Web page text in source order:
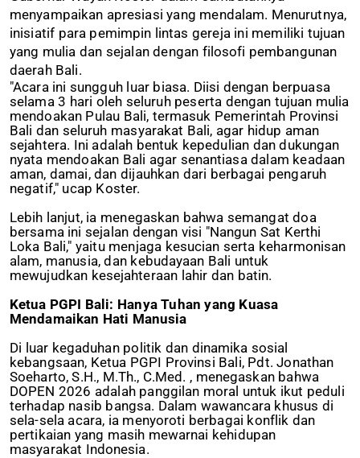
menyampaikan apresiasi yang mendalam. Menurutnya,
inisiatif para pemimpin lintas gereja ini memiliki tujuan
yang mulia dan sejalan dengan filosofi pembangunan
daerah Bali.
"Acara ini sungguh luar biasa. Diisi dengan berpuasa
selama 3 hari oleh seluruh peserta dengan tujuan mulia
mendoakan Pulau Bali, termasuk Pemerintah Provinsi
Bali dan seluruh masyarakat Bali, agar hidup aman
sejahtera. Ini adalah bentuk kepedulian dan dukungan
nyata mendoakan Bali agar senantiasa dalam keadaan
aman, damai, dan dijauhkan dari berbagai pengaruh
negatif," ucap Koster.
Lebih lanjut, ia menegaskan bahwa semangat doa
bersama ini sejalan dengan visi "Nangun Sat Kerthi
Loka Bali," yaitu menjaga kesucian serta keharmonisan
alam, manusia, dan kebudayaan Bali untuk
mewujudkan kesejahteraan lahir dan batin.
Ketua PGPI Bali: Hanya Tuhan yang Kuasa
Mendamaikan Hati Manusia
Di luar kegaduhan politik dan dinamika sosial
kebangsaan, Ketua PGPI Provinsi Bali, Pdt. Jonathan
Soeharto, S.H., M.Th., C.Med. , menegaskan bahwa
DOPEN 2026 adalah panggilan moral untuk ikut peduli
terhadap nasib bangsa. Dalam wawancara khusus di
sela-sela acara, ia menyoroti berbagai konflik dan
pertikaian yang masih mewarnai kehidupan
masyarakat Indonesia.